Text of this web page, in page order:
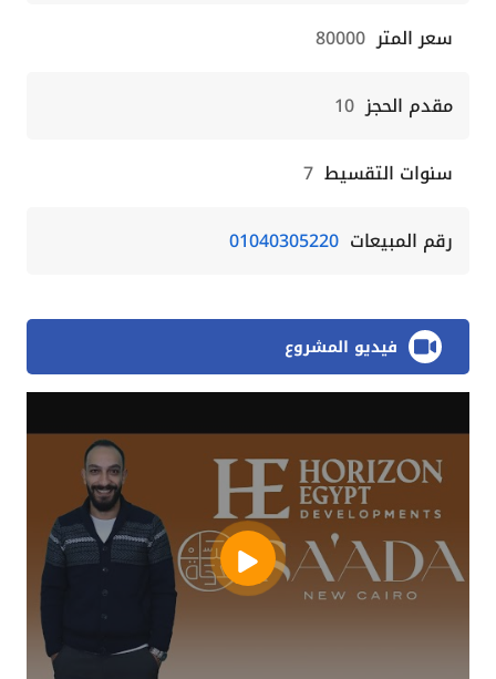
سعر المتر 80000
مقدم الحجز 10
سنوات التقسيط 7
رقم المبيعات 01040305220
فيديو المشروع